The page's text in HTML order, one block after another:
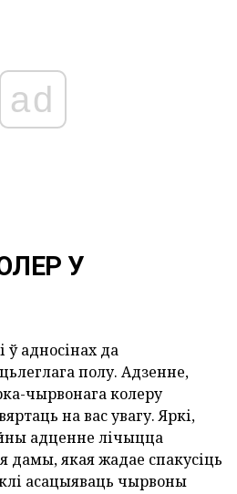
ad
У
ў адносінах да
полу. Адзенне,
чырвонага колеру
на вас увагу. Яркі,
адценне лічыцца
якая жадае спакусіць
асацыяваць чырвоны